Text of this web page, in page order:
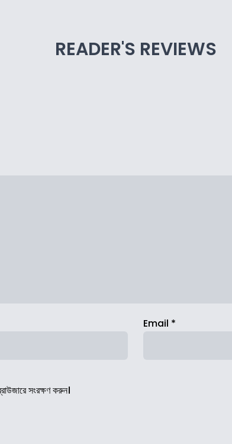
READER'S REVIEWS
Email *
সংরক্ষণ করুন।